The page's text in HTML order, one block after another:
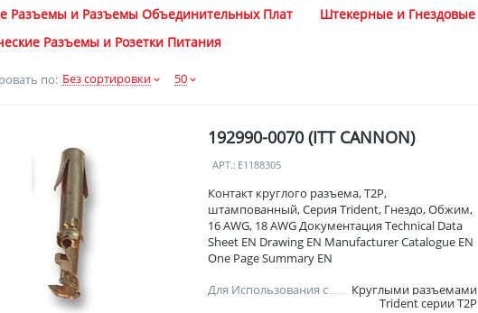
Разъемы и Разъемы Объединительных Плат
Штекерные и
Разъемы и Розетки Питания
по: Без сортировки 50
192990-0070 (ITT CANNON)
АРТ.: E1188305
Контакт круглого разъема, T2P,
штампованный, Серия Trident, Гнездо, Обжим,
16 AWG, 18 AWG Документация Technical Data
Sheet EN Drawing EN Manufacturer Catalogue EN
One Page Summary EN
Для Использования с
Круглыми разъемами
Trident серии T2P